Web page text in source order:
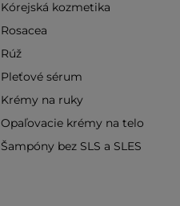
Kórejská kozmetika
Rosacea
Rúž
Pleťové sérum
Krémy na ruky
Opaľovacie krémy na telo
Šampóny bez SLS a SLES